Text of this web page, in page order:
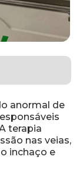
anormal de
terapia
nas veias,
inchaço e